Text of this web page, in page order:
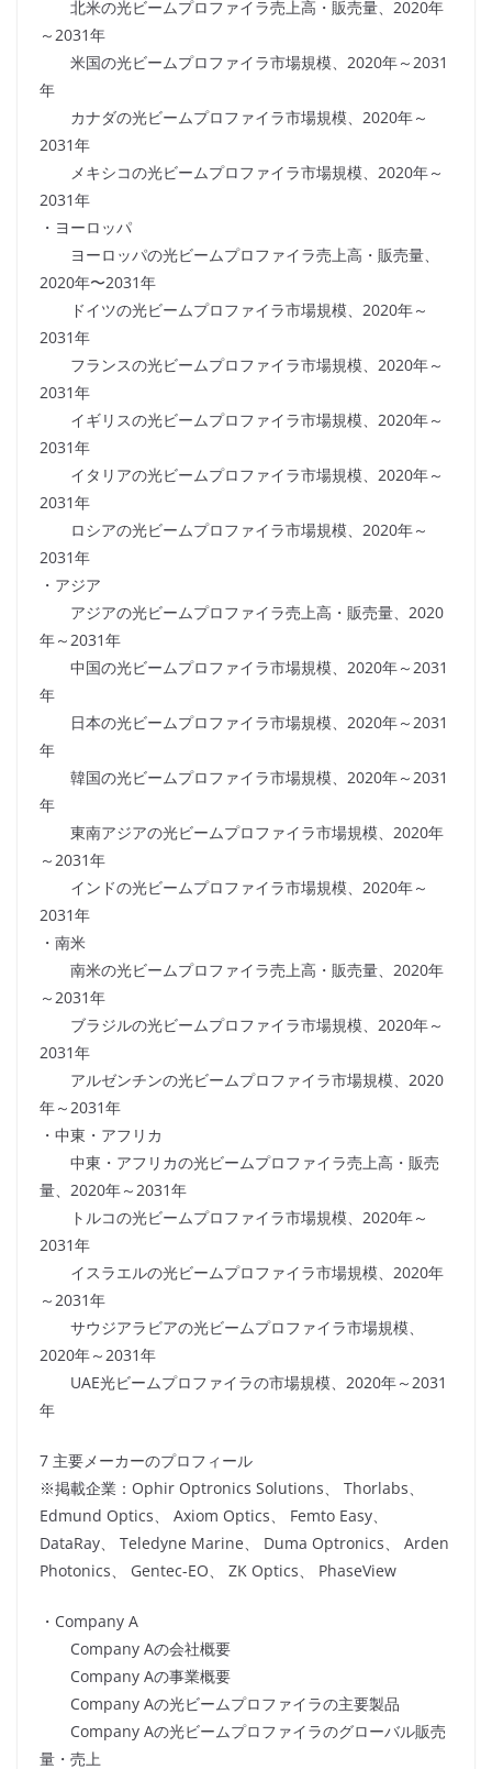
北米の光ビームプロファイラ売上高・販売量、2020年
～2031年
米国の光ビームプロファイラ市場規模、2020年～2031
年
カナダの光ビームプロファイラ市場規模、2020年～
2031年
メキシコの光ビームプロファイラ市場規模、2020年～
2031年
・ヨーロッパ
ヨーロッパの光ビームプロファイラ売上高・販売量、
2020年〜2031年
ドイツの光ビームプロファイラ市場規模、2020年～
2031年
フランスの光ビームプロファイラ市場規模、2020年～
2031年
イギリスの光ビームプロファイラ市場規模、2020年～
2031年
イタリアの光ビームプロファイラ市場規模、2020年～
2031年
ロシアの光ビームプロファイラ市場規模、2020年～
2031年
・アジア
アジアの光ビームプロファイラ売上高・販売量、2020
年～2031年
中国の光ビームプロファイラ市場規模、2020年～2031
年
日本の光ビームプロファイラ市場規模、2020年～2031
年
韓国の光ビームプロファイラ市場規模、2020年～2031
年
東南アジアの光ビームプロファイラ市場規模、2020年
～2031年
インドの光ビームプロファイラ市場規模、2020年～
2031年
・南米
南米の光ビームプロファイラ売上高・販売量、2020年
～2031年
ブラジルの光ビームプロファイラ市場規模、2020年～
2031年
アルゼンチンの光ビームプロファイラ市場規模、2020
年～2031年
・中東・アフリカ
中東・アフリカの光ビームプロファイラ売上高・販売
量、2020年～2031年
トルコの光ビームプロファイラ市場規模、2020年～
2031年
イスラエルの光ビームプロファイラ市場規模、2020年
～2031年
サウジアラビアの光ビームプロファイラ市場規模、
2020年～2031年
UAE光ビームプロファイラの市場規模、2020年～2031
年
7 主要メーカーのプロフィール
※掲載企業：Ophir Optronics Solutions、 Thorlabs、
Edmund Optics、 Axiom Optics、 Femto Easy、
DataRay、 Teledyne Marine、 Duma Optronics、 Arden
Photonics、 Gentec-EO、 ZK Optics、 PhaseView
・Company A
Company Aの会社概要
Company Aの事業概要
Company Aの光ビームプロファイラの主要製品
Company Aの光ビームプロファイラのグローバル販売
量・売上